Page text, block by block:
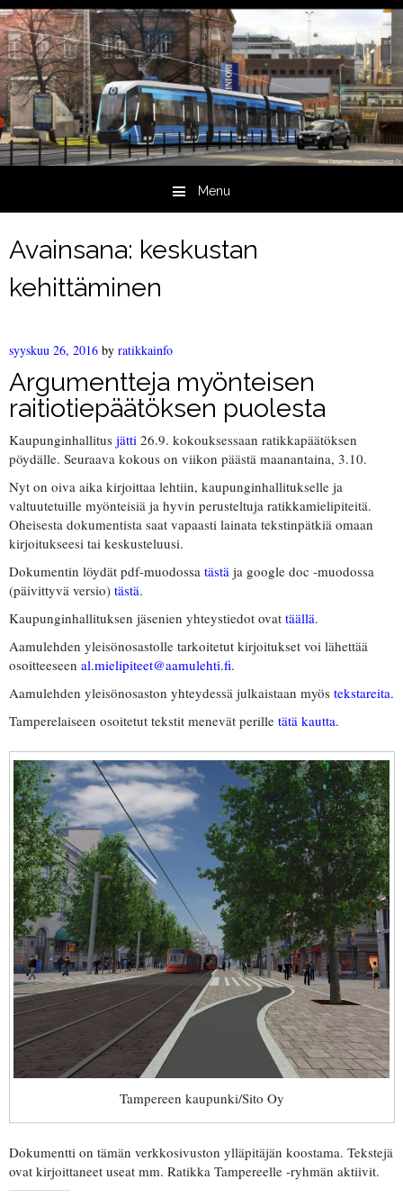
Menu
Avainsana: keskustan
kehittäminen
syyskuu 26, 2016 by ratikkainfo
Argumentteja myönteisen
raitiotiepäätöksen puolesta
Kaupunginhallitus jätti 26.9. kokouksessaan ratikkapäätöksen
pöydälle. Seuraava kokous on viikon päästä maanantaina, 3.10.
Nyt on oiva aika kirjoittaa lehtiin, kaupunginhallitukselle ja
valtuutetuille myönteisiä ja hyvin perusteltuja ratikkamielipiteitä.
Oheisesta dokumentista saat vapaasti lainata tekstinpätkiä omaan
kirjoitukseesi tai keskusteluusi.
Dokumentin löydät pdf-muodossa tästä ja google doc -muodossa
(päivittyvä versio) tästä.
Kaupunginhallituksen jäsenien yhteystiedot ovat täällä.
Aamulehden yleisönosastolle tarkoitetut kirjoitukset voi lähettää
osoitteeseen al.mielipiteet@aamulehti.fi.
Aamulehden yleisönosaston yhteydessä julkaistaan myös tekstareita.
Tamperelaiseen osoitetut tekstit menevät perille tätä kautta.
Tampereen kaupunki/Sito Oy
Dokumentti on tämän verkkosivuston ylläpitäjän koostama. Tekstejä
ovat kirjoittaneet useat mm. Ratikka Tampereelle -ryhmän aktiivit.